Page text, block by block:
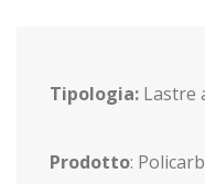
Tipologia: Lastre
Prodotto: